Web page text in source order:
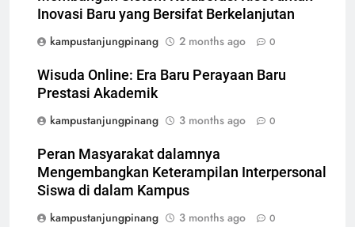
Inovasi Baru yang Bersifat Berkelanjutan
kampustanjungpinang
2 months ago 0
Wisuda Online: Era Baru Perayaan Baru
Prestasi Akademik
kampustanjungpinang
3 months ago 0
Peran Masyarakat dalamnya
Mengembangkan Keterampilan Interpersonal
Siswa di dalam Kampus
kampustanjungpinang
3 months ago 0